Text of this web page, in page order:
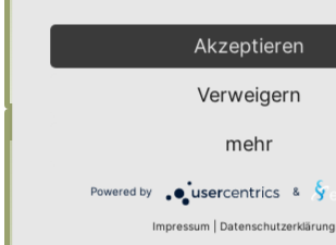
Weitere Hilfe zur Suche
Foren-Übersicht
Akzeptieren
Verweigern
mehr
Powered by &
Impressum Datenschutzerklärung